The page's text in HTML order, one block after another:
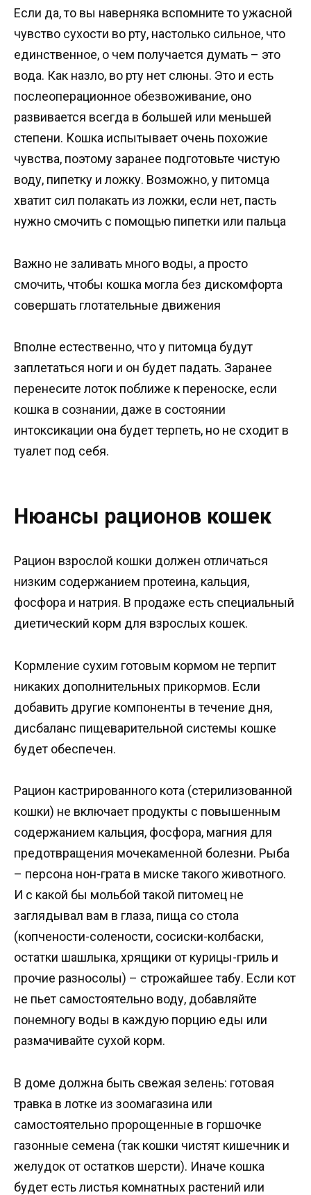
Если да, то вы наверняка вспомните то ужасной
чувство сухости во рту, настолько сильное, что
единственное, о чем получается думать – это
вода. Как назло, во рту нет слюны. Это и есть
послеоперационное обезвоживание, оно
развивается всегда в большей или меньшей
степени. Кошка испытывает очень похожие
чувства, поэтому заранее подготовьте чистую
воду, пипетку и ложку. Возможно, у питомца
хватит сил полакать из ложки, если нет, пасть
нужно смочить с помощью пипетки или пальца
Важно не заливать много воды, а просто
смочить, чтобы кошка могла без дискомфорта
совершать глотательные движения
Вполне естественно, что у питомца будут
заплетаться ноги и он будет падать. Заранее
перенесите лоток поближе к переноске, если
кошка в сознании, даже в состоянии
интоксикации она будет терпеть, но не сходит в
туалет под себя.
Нюансы рационов кошек
Рацион взрослой кошки должен отличаться
низким содержанием протеина, кальция,
фосфора и натрия. В продаже есть специальный
диетический корм для взрослых кошек.
Кормление сухим готовым кормом не терпит
никаких дополнительных прикормов. Если
добавить другие компоненты в течение дня,
дисбаланс пищеварительной системы кошке
будет обеспечен.
Рацион кастрированного кота (стерилизованной
кошки) не включает продукты с повышенным
содержанием кальция, фосфора, магния для
предотвращения мочекаменной болезни. Рыба
– персона нон-грата в миске такого животного.
И с какой бы мольбой такой питомец не
заглядывал вам в глаза, пища со стола
(копчености-солености, сосиски-колбаски,
остатки шашлыка, хрящики от курицы-гриль и
прочие разносолы) – строжайшее табу. Если кот
не пьет самостоятельно воду, добавляйте
понемногу воды в каждую порцию еды или
размачивайте сухой корм.
В доме должна быть свежая зелень: готовая
травка в лотке из зоомагазина или
самостоятельно пророщенные в горшочке
газонные семена (так кошки чистят кишечник и
желудок от остатков шерсти). Иначе кошка
будет есть листья комнатных растений или